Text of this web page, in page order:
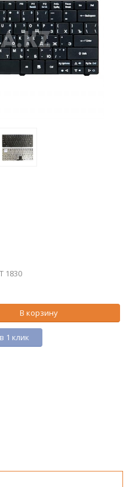
1830
В корзину
1 клик